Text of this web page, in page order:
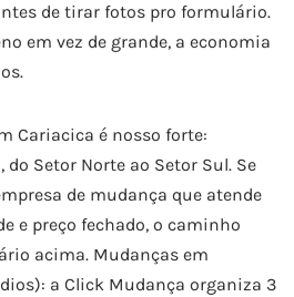
de tirar fotos pro formulário.
em vez de grande, a economia
Cariacica é nosso forte:
Setor Norte ao Setor Sul. Se
de mudança que atende
e preço fechado, o caminho
acima. Mudanças em
a Click Mudança organiza 3